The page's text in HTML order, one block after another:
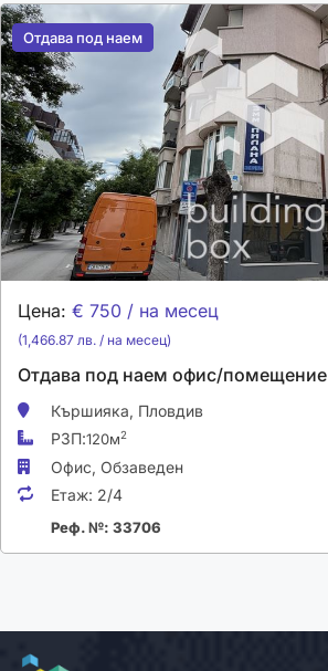
Отдава под наем
Отдава под наем
Цена: € 750 / на месец
(1,466.87 лв. / на месец)
Отдава под наем офис/помещение
Кършияка, Пловдив
РЗП:120м2
Офис, Обзаведен
Етаж: 2/4
Реф. №: 33706